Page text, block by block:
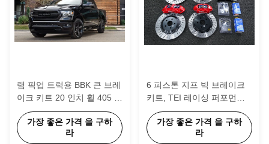
램 픽업 트럭용 BBK 큰 브레
이크 키트 20 인치 휠 405 *
34mm 로터 뚫고 슬롯
가장 좋은 가격 을 구하
라
6 피스톤 지프 빅 브레이크
키트, TEI 레이싱 퍼포먼스
자동차 부품
가장 좋은 가격 을 구하
라